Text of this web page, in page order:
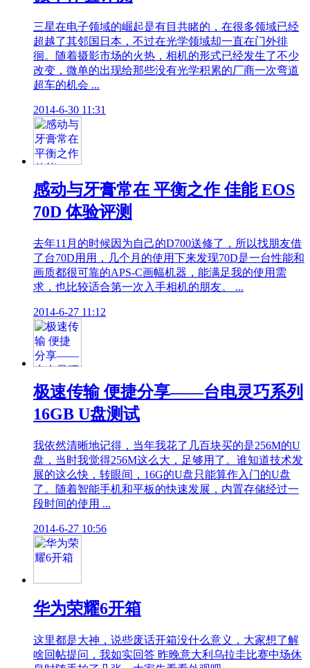
三星在电子领域的崛起是有目共睹的，在很多领域已经
超越了其邻国日本，不过在光学领域却一直在门外徘
徊。随着摄影市场的火热，相机的形式已经发生了不少
改变，微单的出现给那些没有光学积累的厂商一次弯道
超车的机会 ...
2014-6-30 11:31
感动与牙膏常在 平衡之作 佳能 EOS
70D 体验评测
去年11月的时候因为自己的D700送修了，所以找朋友借
了台70D用用，几个月的使用下来发现70D是一台性能和
画质都很可靠的APS-C画幅机器，能满足我的使用需
求，也比较适合第一次入手相机的朋友。 ...
2014-6-27 11:12
极速传输 便捷分享——台电灵巧系列
16GB U盘测试
我依然清晰地记得，当年我花了几百块买的是256M的U
盘，当时我觉得256M这么大，足够用了。谁知道技术发
展的这么快，转眼间，16G的U盘只能算作入门的U盘
了。随着智能手机和平板的快速发展，内置存储经过一
段时间的使用 ...
2014-6-27 10:56
华为荣耀6开箱
这里都是大神，说些废话开箱没什么意义，大家想了解
啥回帖提问，我如实回答 昨晚意大利乌拉圭比赛中场休